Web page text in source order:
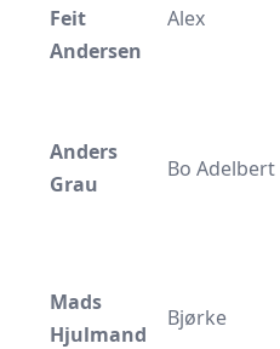
Feit
Andersen
Alex
Anders
Grau
Bo Adelbert
Mads
Hjulmand
Bjørke